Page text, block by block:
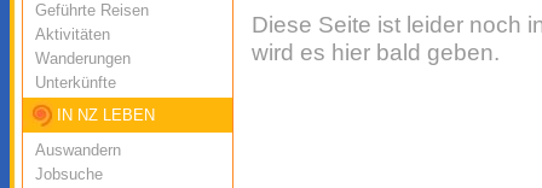
Geführte Reisen
Aktivitäten
Wanderungen
Unterkünfte
IN NZ LEBEN
Auswandern
Jobsuche
Diese Seite ist leider noch
wird es hier bald geben.